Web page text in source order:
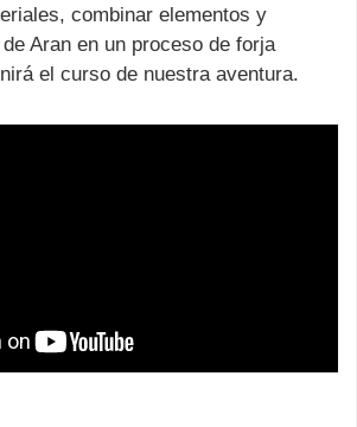
combinar elementos y
Aran en un proceso de forja
el curso de nuestra aventura.